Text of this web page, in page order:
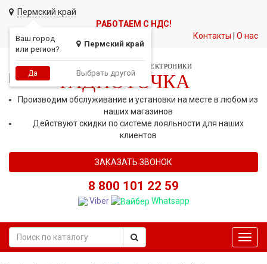
Пермский край
Ваш город
или регион?
Пермский край
Да Выбрать другой
РАБОТАЕМ С НДС!
Контакты
О нас
СЕТЬ МАГАЗИНОВ АВТОЭЛЕКТРОНИКИ
РАДИОТОЧКА
Производим обслуживание и установки на месте в любом из
наших магазинов
Действуют скидки по системе лояльности для наших
клиентов
ЗАКАЗАТЬ ЗВОНОК
8 800 101 22 59
Viber Whatsapp